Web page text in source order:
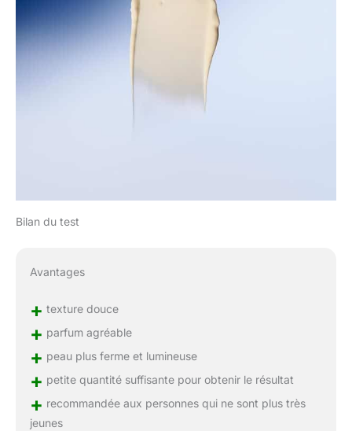
Bilan du test
Avantages
+ texture douce
+ parfum agréable
+ peau plus ferme et lumineuse
+ petite quantité suffisante pour obtenir le résultat
+ recommandée aux personnes qui ne sont plus très
jeunes